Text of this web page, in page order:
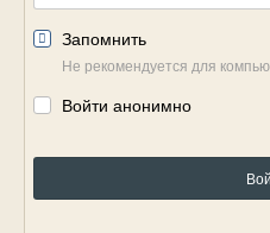
Запомнить
Не рекомендуется для
Войти анонимно